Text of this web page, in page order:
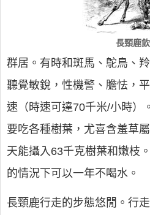
長頸鹿
群居。有時和斑馬、鴕鳥、
聽覺敏銳，性機警、膽怯，
速（時速可達70千米/小時）
要吃各種樹葉，尤喜含羞草
天能攝入63千克樹葉和嫩枝
的情況下可以一年不喝水。
長頸鹿行走的步態悠閒。行